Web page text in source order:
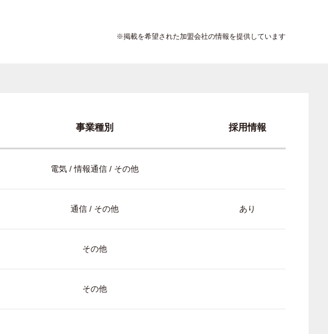
※掲載を希望された加盟会社の情報を提供しています
事業種別 採用情報
電気 / 情報通信 / その他
通信 / その他 あり
その他
その他